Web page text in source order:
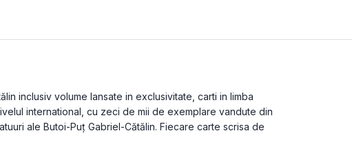
inclusiv volume lansate in exclusivitate, carti in limba
international, cu zeci de mii de exemplare vandute din
ale Butoi-Puț Gabriel-Cătălin. Fiecare carte scrisa de